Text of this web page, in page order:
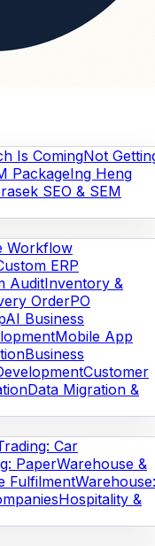
Is ComingNot
PackageIng Heng
SEO & SEM
Workflow
ERP
AuditInventory &
OrderPO
AI Business
Mobile App
Business
Customer
Data Migration &
Car
PaperWarehouse &
FulfilmentWarehouse:
Hospitality &